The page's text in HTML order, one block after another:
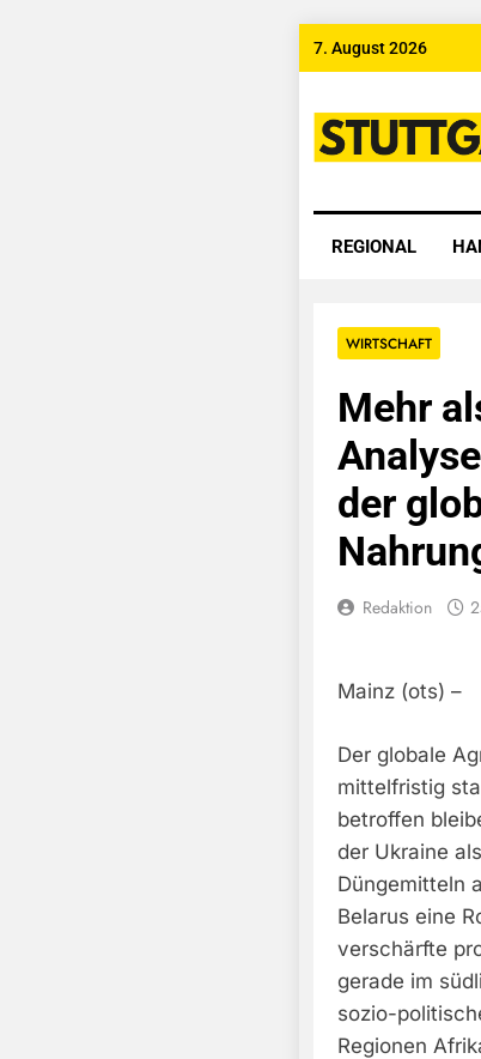
Skip
7. August 2026
REGIONAL
WIRTSCHAFT
Mehr
der
Redaktion
Mainz (ots) –
Der globale
mittelfristig
betroffen
der Ukraine
Düngemitteln
Belarus eine
verschärfte
gerade im
sozio-
Regionen